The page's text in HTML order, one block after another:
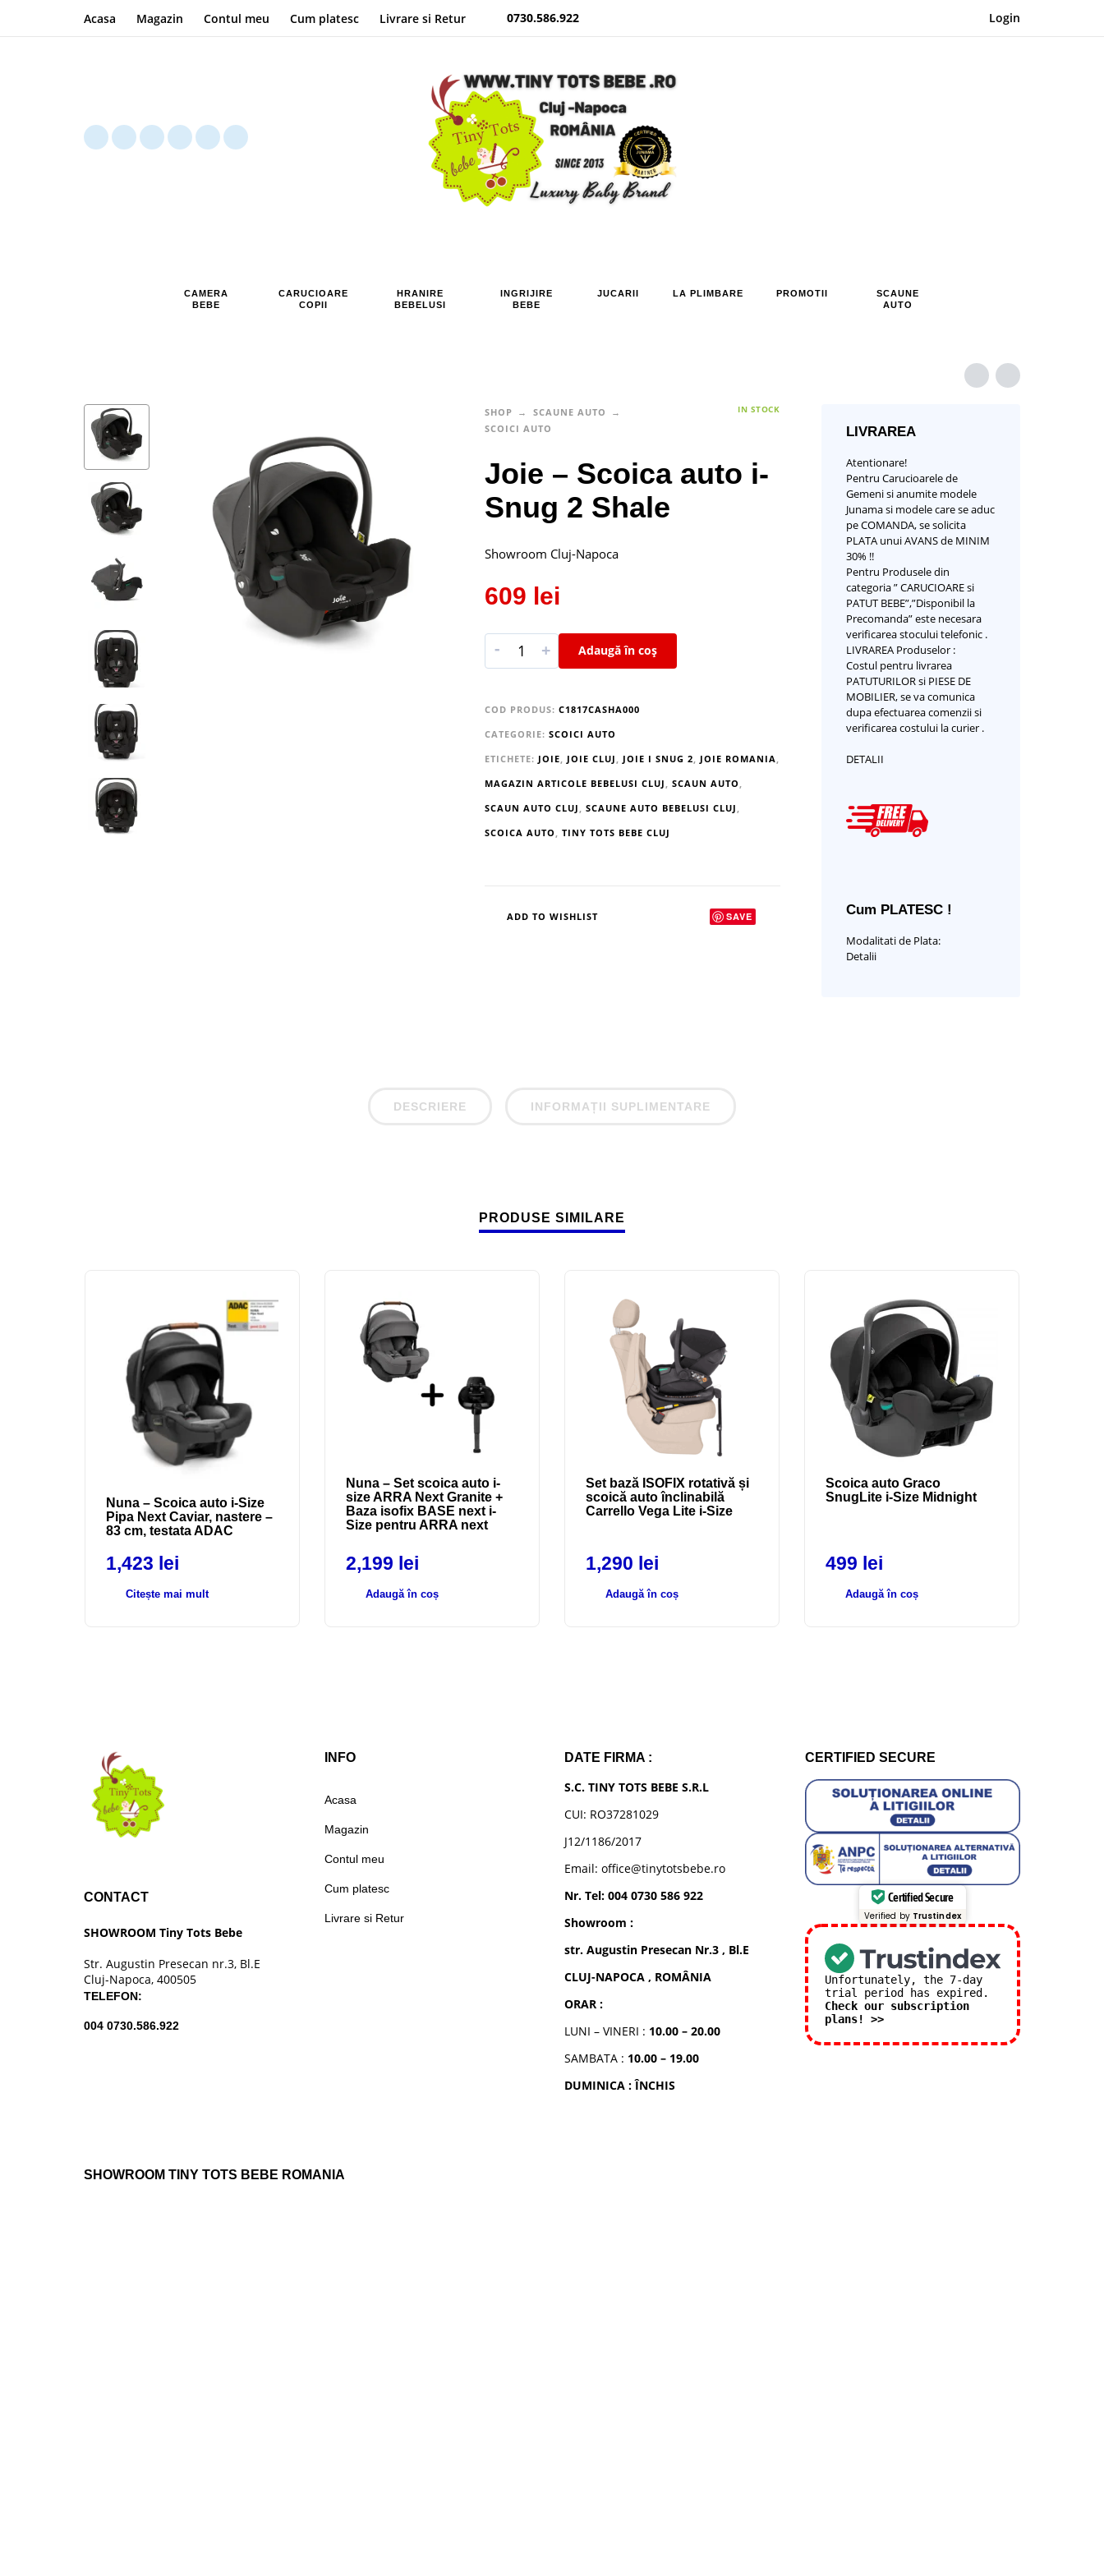
Acasa Magazin Contul meu Cum platesc Livrare si Retur 0730.586.922 Login
CAMERA
BEBE
CARUCIOARE
COPII
HRANIRE
BEBELUSI
INGRIJIRE
BEBE
JUCARII LA PLIMBARE PROMOTII
SCAUNE
AUTO
SHOP
SCAUNE AUTO
SCOICI AUTO
IN STOCK
Joie – Scoica auto i-
Snug 2 Shale
Showroom Cluj-Napoca
609 lei
- + Adaugă în coș
COD PRODUS: C1817CASHA000
CATEGORIE: SCOICI AUTO
ETICHETE: JOIE JOIE CLUJ JOIE I SNUG 2 JOIE ROMANIA
MAGAZIN ARTICOLE BEBELUSI CLUJ
SCAUN AUTO
SCAUN AUTO CLUJ
SCAUNE AUTO BEBELUSI CLUJ
SCOICA AUTO
TINY TOTS BEBE CLUJ
ADD TO WISHLIST SAVE
LIVRAREA
Atentionare!
Pentru Carucioarele de
Gemeni si anumite modele
Junama si modele care se aduc
pe COMANDA, se solicita
PLATA unui AVANS de MINIM
30% !!
Pentru Produsele din
categoria ” CARUCIOARE si
PATUT BEBE”,”Disponibil la
Precomanda” este necesara
verificarea stocului telefonic .
LIVRAREA Produselor :
Costul pentru livrarea
PATUTURILOR si PIESE DE
MOBILIER, se va comunica
dupa efectuarea comenzii si
verificarea costului la curier .
DETALII
Cum PLATESC !
Modalitati de Plata:
Detalii
DESCRIERE INFORMAȚII SUPLIMENTARE
PRODUSE SIMILARE
Nuna – Scoica auto i-Size
Pipa Next Caviar, nastere –
83 cm, testata ADAC
1,423 lei
Citește mai mult
Nuna – Set scoica auto i-
size ARRA Next Granite +
Baza isofix BASE next i-
Size pentru ARRA next
2,199 lei
Adaugă în coș
Set bază ISOFIX rotativă și
scoică auto înclinabilă
Carrello Vega Lite i-Size
1,290 lei
Adaugă în coș
Scoica auto Graco
SnugLite i-Size Midnight
499 lei
Adaugă în coș
CONTACT
SHOWROOM Tiny Tots Bebe
Str. Augustin Presecan nr.3, Bl.E
Cluj-Napoca, 400505
TELEFON:
004 0730.586.922
INFO
Acasa
Magazin
Contul meu
Cum platesc
Livrare si Retur
DATE FIRMA :
S.C. TINY TOTS BEBE S.R.L
CUI: RO37281029
J12/1186/2017
Email: office@tinytotsbebe.ro
Nr. Tel: 004 0730 586 922
Showroom :
str. Augustin Presecan Nr.3 , Bl.E
CLUJ-NAPOCA , ROMÂNIA
ORAR :
LUNI – VINERI : 10.00 – 20.00
SAMBATA : 10.00 – 19.00
DUMINICA : ÎNCHIS
CERTIFIED SECURE
Certified Secure
Verified by Trustindex
Unfortunately, the 7-day
trial period has expired.
Check our subscription
plans! >>
SHOWROOM TINY TOTS BEBE ROMANIA